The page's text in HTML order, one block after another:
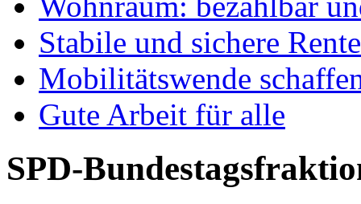
Stabile und sichere
Mobilitätswende
Gute Arbeit für alle
SPD-